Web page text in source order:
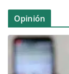
Opinión